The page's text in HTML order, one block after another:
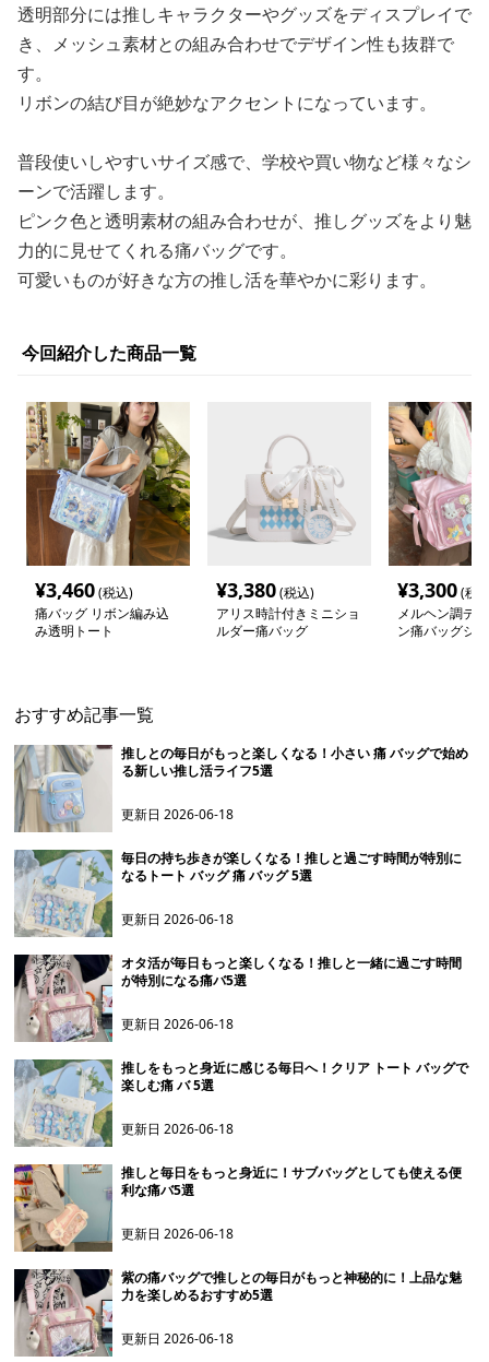
透明部分には推しキャラクターやグッズをディスプレイで
き、メッシュ素材との組み合わせでデザイン性も抜群で
す。
リボンの結び目が絶妙なアクセントになっています。
普段使いしやすいサイズ感で、学校や買い物など様々なシ
ーンで活躍します。
ピンク色と透明素材の組み合わせが、推しグッズをより魅
力的に見せてくれる痛バッグです。
可愛いものが好きな方の推し活を華やかに彩ります。
今回紹介した商品一覧
¥3,460(税込)
痛バッグ リボン編み込
み透明トート
¥3,380(税込)
アリス時計付きミニショ
ルダー痛バッグ
¥3,300(税
メルヘン調デ
ン痛バッグシ
おすすめ記事一覧
推しとの毎日がもっと楽しくなる！小さい 痛 バッグで始め
る新しい推し活ライフ5選
更新日2026-06-18
毎日の持ち歩きが楽しくなる！推しと過ごす時間が特別に
なるトート バッグ 痛 バッグ 5選
更新日2026-06-18
オタ活が毎日もっと楽しくなる！推しと一緒に過ごす時間
が特別になる痛バ5選
更新日2026-06-18
推しをもっと身近に感じる毎日へ！クリア トート バッグで
楽しむ痛 バ 5選
更新日2026-06-18
推しと毎日をもっと身近に！サブバッグとしても使える便
利な痛バ5選
更新日2026-06-18
紫の痛バッグで推しとの毎日がもっと神秘的に！上品な魅
力を楽しめるおすすめ5選
更新日2026-06-18